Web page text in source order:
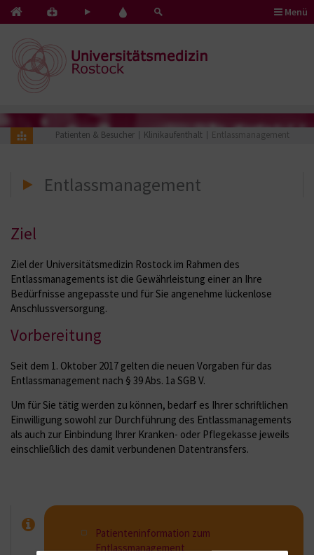
Kontakt
Notfälle
Pflege
Herz
Blut
Menü
Patienten & Besucher Klinikaufenthalt Entlassmanagement
Entlassmanagement
Ziel
Ziel der Universitätsmedizin Rostock im Rahmen des
Entlassmanagements ist die Gewährleistung einer an Ihre
Bedürfnisse angepasste und für Sie angenehme lückenlose
Anschlussversorgung.
Vorbereitung
Seit dem 1. Oktober 2017 gelten die neuen Vorgaben für das
Entlassmanagement nach § 39 Abs. 1a SGB V.
Um für Sie tätig werden zu können, bedarf es Ihrer schriftlichen
Einwilligung sowohl zur Durchführung des Entlassmanagements
als auch zur Einbindung Ihrer Kranken- oder Pflegekasse jeweils
einschließlich des damit verbundenen Datentransfers.
Patienteninformation zum
Entlassmanagement